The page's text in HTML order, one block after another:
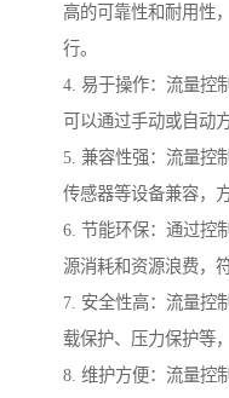
高的可靠性和耐用性
行。
4. 易于操作：流量控
可以通过手动或自动
5. 兼容性强：流量控
传感器等设备兼容，
6. 节能环保：通过控
源消耗和资源浪费，
7. 安全性高：流量控
载保护、压力保护等
8. 维护方便：流量控